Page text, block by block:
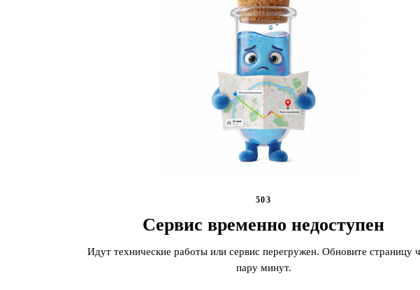
503
Сервис временно недоступен
Идут технические работы или сервис перегружен. Обновите страницу
пару минут.